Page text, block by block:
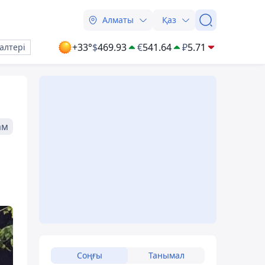
Алматы Қаз
+33°$469.93 €541.64 ₽5.71
Соңғы Танымал